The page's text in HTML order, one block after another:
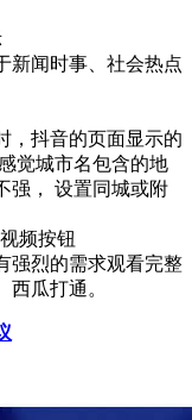
新闻时事、社会热点
，抖音的页面显示的
觉城市名包含的地
强， 设置同城或附
频按钮
强烈的需求观看完整
瓜打通。